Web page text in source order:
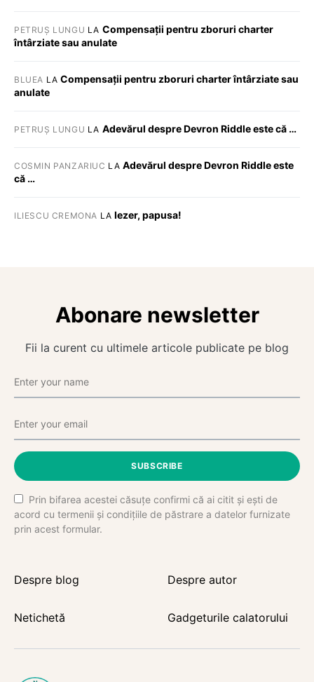
PETRUȘ LUNGU LA Compensații pentru zboruri charter
întârziate sau anulate
BLUEA LACompensații pentru zboruri charter întârziate sau
anulate
PETRUȘ LUNGU LA Adevărul despre Devron Riddle este că …
COSMIN PANZARIUC LA Adevărul despre Devron Riddle este
că …
ILIESCU CREMONA LA Iezer, papusa!
Abonare newsletter
Fii la curent cu ultimele articole publicate pe blog
SUBSCRIBE
Prin bifarea acestei căsuțe confirmi că ai citit și ești de
acord cu termenii și condițiile de păstrare a datelor furnizate
prin acest formular.
Despre blog Despre autor
Netichetă Gadgeturile calatorului